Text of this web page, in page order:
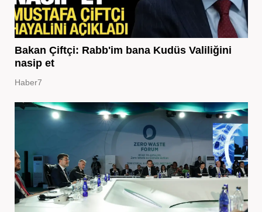
Bakan Çiftçi: Rabb'im bana Kudüs Valiliğini
nasip et
Haber7